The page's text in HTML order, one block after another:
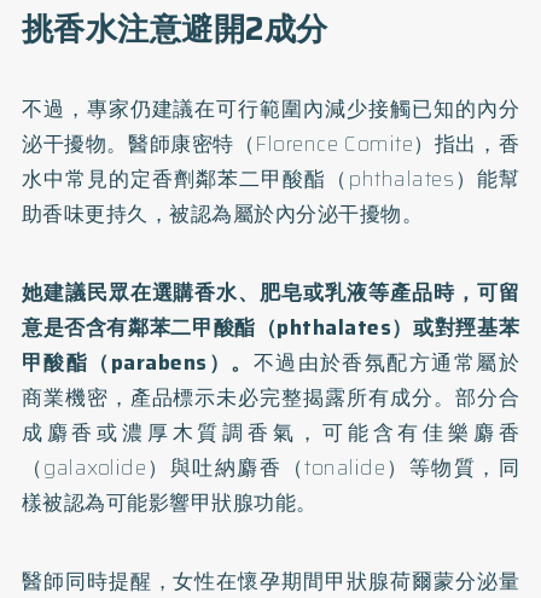
挑香水注意避開2成分
不過，專家仍建議在可行範圍內減少接觸已知的內分
泌干擾物。醫師康密特（Florence Comite）指出，香
水中常見的定香劑鄰苯二甲酸酯（phthalates）能幫
助香味更持久，被認為屬於內分泌干擾物。
她建議民眾在選購香水、肥皂或乳液等產品時，可留
意是否含有鄰苯二甲酸酯（phthalates）或對羥基苯
甲酸酯（parabens）。 不過由於香氛配方通常屬於
商業機密，產品標示未必完整揭露所有成分。部分合
成麝香或濃厚木質調香氣，可能含有佳樂麝香
（galaxolide）與吐納麝香（tonalide）等物質，同
樣被認為可能影響甲狀腺功能。
醫師同時提醒，女性在懷孕期間甲狀腺荷爾蒙分泌量